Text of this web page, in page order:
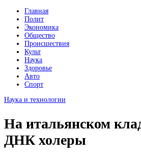
Главная
Полит
Экономика
Общество
Происшествия
Культ
Наука
Здоровье
Авто
Спорт
Наука и технологии
На итальянском
ДНК холеры